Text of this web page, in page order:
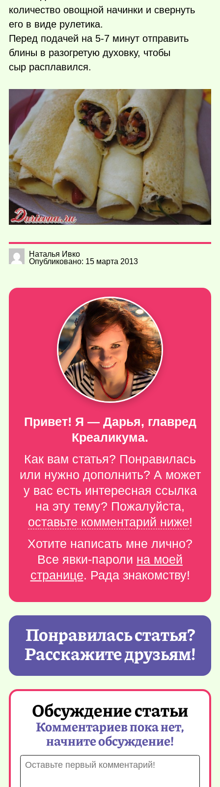
количество овощной начинки и свернуть
его в виде рулетика.
Перед подачей на 5-7 минут отправить
блины в разогретую духовку, чтобы
сыр расплавился.
Наталья Ивко
Опубликовано: 15 марта 2013
Привет! Я — Дарья, главред
Креаликума.
Как вам статья? Понравилась
или нужно дополнить? А может
у вас есть интересная ссылка
на эту тему? Пожалуйста,
оставьте комментарий ниже!
Хотите написать мне лично?
Все явки-пароли на моей
странице. Рада знакомству!
Понравилась статья?
Расскажите друзьям!
Обсуждение статьи
Комментариев пока нет,
начните обсуждение!